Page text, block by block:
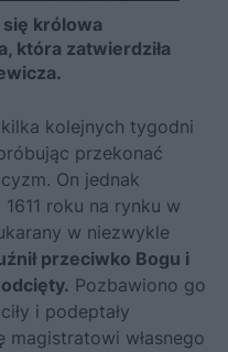
się królowa
która zatwierdziła
kolejnych tygodni
przekonać
On jednak
roku na rynku w
w niezwykle
przeciwko Bogu i
Pozbawiono go
i podeptały
magistratowi własnego